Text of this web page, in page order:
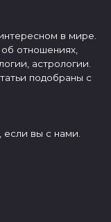
в мире.
отношениях,
астрологии.
подобраны с
вы с нами.